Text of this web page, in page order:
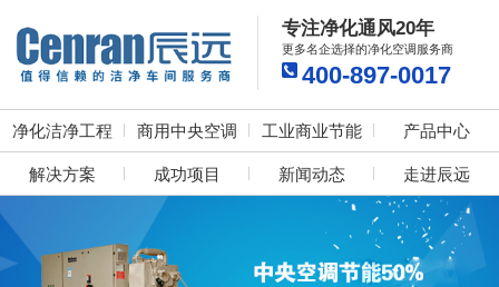
专注净化通风20年
更多名企选择的净化空调服务商
400-897-0017
净化洁净工程 商用中央空调 工业商业节能 产品中心
解决方案 成功项目 新闻动态 走进辰远